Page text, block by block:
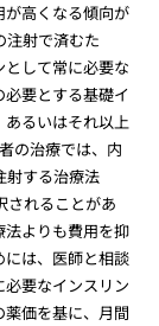
高くなる傾向が
注射で済むた
して常に必要な
要とする基礎イ
あるいはそれ以上
の治療では、内
射する治療法
されることがあ
法よりも費用を抑
は、医師と相談
要なインスリン
価を基に、月間